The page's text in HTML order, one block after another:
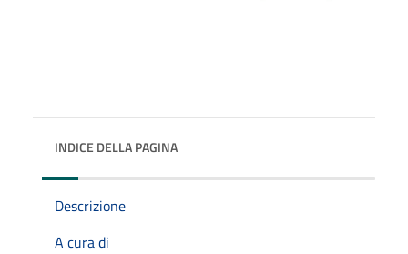
INDICE DELLA PAGINA
Descrizione
A cura di